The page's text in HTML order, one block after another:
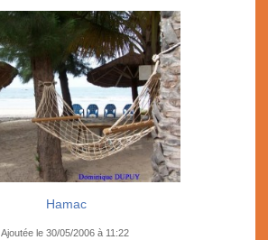
Hamac
Ajoutée le 30/05/2006 à 11:22